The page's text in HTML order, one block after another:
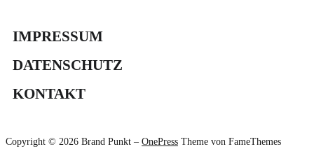
IMPRESSUM
DATENSCHUTZ
KONTAKT
Copyright © 2026 Brand Punkt – OnePress Theme von FameThemes